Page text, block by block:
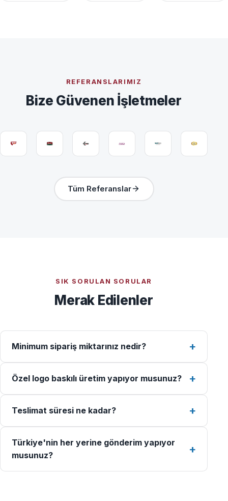
REFERANSLARIMIZ
Bize Güvenen İşletmeler
Tüm Referanslar
SIK SORULAN SORULAR
Merak Edilenler
Minimum sipariş miktarınız nedir?
Özel logo baskılı üretim yapıyor musunuz?
Teslimat süresi ne kadar?
Türkiye'nin her yerine gönderim yapıyor
musunuz?